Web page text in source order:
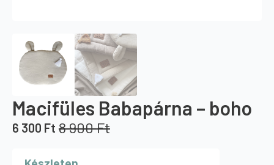
Macifüles Babapárna – boho
8 900Ft
Original
6 300 Ft
Current